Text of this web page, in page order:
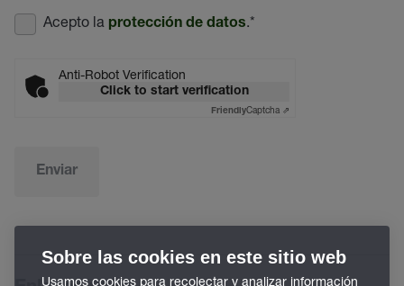
Acepto la protección de datos.*
Anti-Robot Verification
Click to start verification
FriendlyCaptcha ⇗
Enviar
Sobre las cookies en este sitio web
Usamos cookies para recolectar y analizar información